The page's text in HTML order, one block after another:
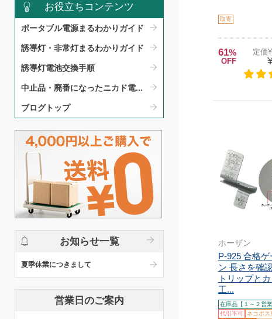
お役立ちコンテンツ
ポータブル電源まるわかりガイド​
誘導灯・非常灯まるわかりガイド​
誘導灯電池交換手順​
中止品・廃番になったニカド電...
ブログトップ
お知らせ一覧
夏季休業につきまして
営業日のご案内
取寄
61%
OFF
定価
ホーザン
P-925 合格
ン 長さを確
トリップと
工...
在庫品【１～２営
代引不可 ネコポス